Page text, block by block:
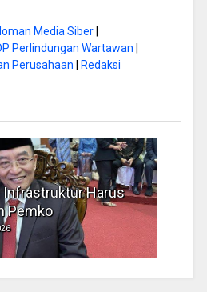
Media Siber|
Perlindungan Wartawan
Perusahaan
Redaksi
Infrastruktur Harus
Pemko